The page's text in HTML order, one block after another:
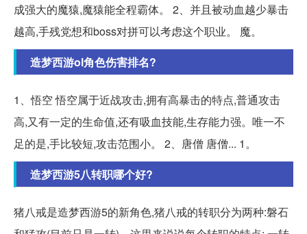
成强大的魔猿,魔猿能全程霸体。 2、并且被动血越少暴击
越高,手残党想和boss对拼可以考虑这个职业。 魔。
造梦西游ol角色伤害排名?
1、悟空 悟空属于近战攻击,拥有高暴击的特点,普通攻击
高,又有一定的生命值,还有吸血技能,生存能力强。唯一不
足的是,手比较短,攻击范围小。 2、唐僧 唐僧... 1。
造梦西游5八转职哪个好?
猪八戒是造梦西游5的新角色,猪八戒的转职分为两种:磐石